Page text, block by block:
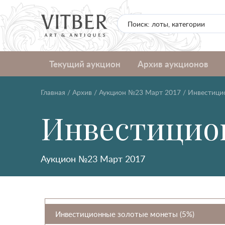
Текущий аукцион Архив аукционов
Главная / Архив / Аукцион №23 Март 2017 /
Аукцион №23 Март 2017
Инвестиционные золотые монеты (5%)